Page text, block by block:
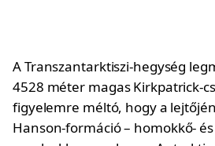
A Transzantarktiszi-hegység
4528 méter magas Kirkpatrick-
figyelemre méltó, hogy a
Hanson-formáció – homokkő-